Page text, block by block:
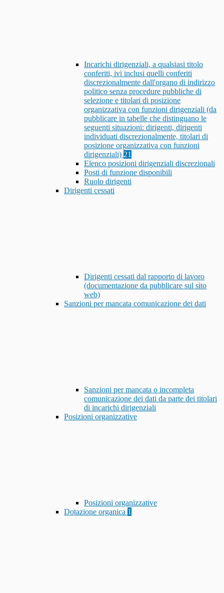
Incarichi dirigenziali, a qualsiasi titolo
conferiti, ivi inclusi quelli conferiti
discrezionalmente dall'organo di indirizzo
politico senza procedure pubbliche di
selezione e titolari di posizione
organizzativa con funzioni dirigenziali (da
pubblicare in tabelle che distinguano le
seguenti situazioni: dirigenti, dirigenti
individuati discrezionalmente, titolari di
posizione organizzativa con funzioni
dirigenziali) 21
Elenco posizioni dirigenziali discrezionali
Posti di funzione disponibili
Ruolo dirigenti
Dirigenti cessati
Dirigenti cessati dal rapporto di lavoro
(documentazione da pubblicare sul sito
web)
Sanzioni per mancata comunicazione dei dati
Sanzioni per mancata o incompleta
comunicazione dei dati da parte dei titolari
di incarichi dirigenziali
Posizioni organizzative
Posizioni organizzative
Dotazione organica 1